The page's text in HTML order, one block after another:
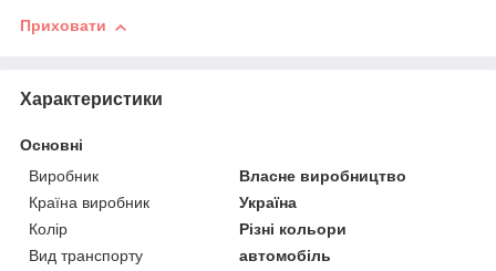
Приховати
Характеристики
Основні
Виробник
Власне виробництво
Країна виробник
Україна
Колір
Різні кольори
Вид транспорту
автомобіль